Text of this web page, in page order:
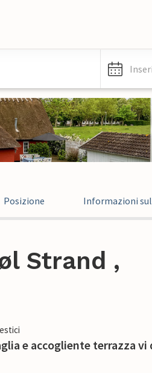
Posizione Informazioni
Strand ,
e accogliente terrazza